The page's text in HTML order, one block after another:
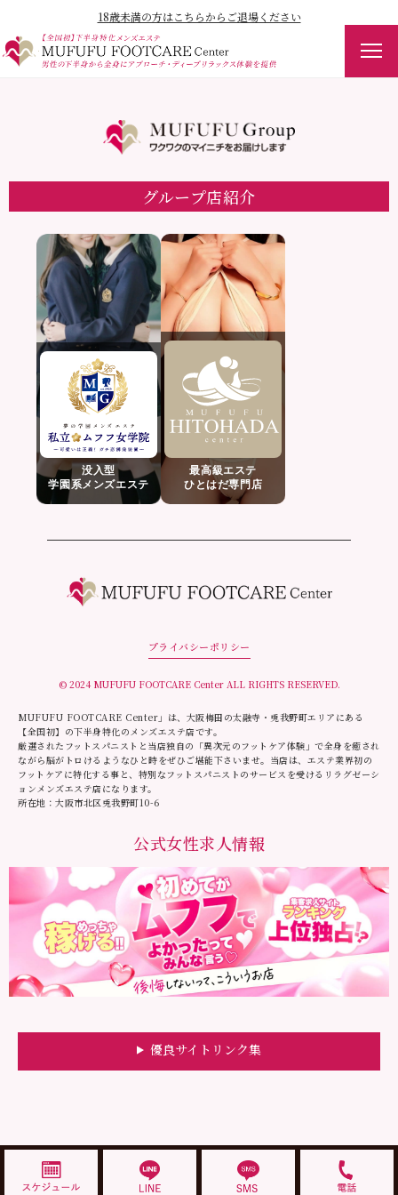
18歳未満の方はこちらからご退場ください
グループ店紹介
没入型
学園系メンズエステ
最高級エステ
ひとはだ専門店
プライバシーポリシー
© 2024 MUFUFU FOOTCARE Center ALL RIGHTS RESERVED.
MUFUFU FOOTCARE Center」は、大阪梅田の太融寺・兎我野町エリアにある
【全国初】の下半身特化のメンズエステ店です。
厳選されたフットスパニストと当店独自の「異次元のフットケア体験」で全身を癒され
ながら脳がトロけるようなひと時をぜひご堪能下さいませ。当店は、エステ業界初の
フットケアに特化する事と、特別なフットスパニストのサービスを受けるリラグゼーシ
ョンメンズエステ店になります。
所在地：大阪市北区兎我野町10-6
公式女性求人情報
優良サイトリンク集